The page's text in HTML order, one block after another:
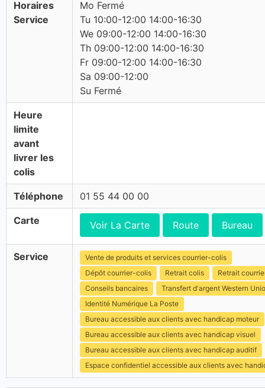
Horaires
Service
Mo Fermé
Tu 10:00-12:00 14:00-16:30
We 09:00-12:00 14:00-16:30
Th 09:00-12:00 14:00-16:30
Fr 09:00-12:00 14:00-16:30
Sa 09:00-12:00
Su Fermé
Heure
limite
avant
livrer les
colis
Téléphone 01 55 44 00 00
Carte Voir La Carte Route Bureau
Service
Vente de produits et services courrier-colis
Dépôt courrier-colis
Retrait colis
Retrait
Conseils bancaires
Transfert d'argent Western
Identité Numérique La Poste
Bureau accessible aux clients avec handicap moteur
Bureau accessible aux clients avec handicap visuel
Bureau accessible aux clients avec handicap auditif
Espace confidentiel accessible aux clients avec